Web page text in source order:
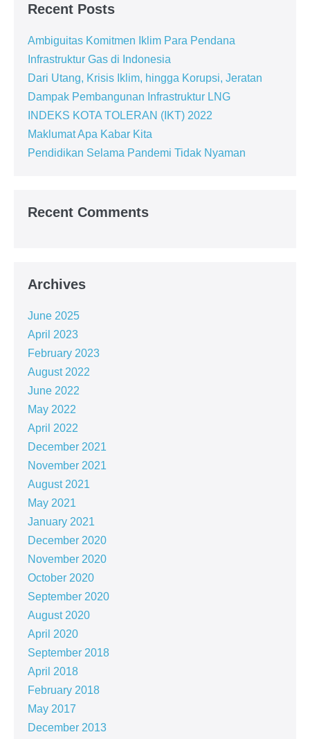
Recent Posts
Ambiguitas Komitmen Iklim Para Pendana
Infrastruktur Gas di Indonesia
Dari Utang, Krisis Iklim, hingga Korupsi, Jeratan
Dampak Pembangunan Infrastruktur LNG
INDEKS KOTA TOLERAN (IKT) 2022
Maklumat Apa Kabar Kita
Pendidikan Selama Pandemi Tidak Nyaman
Recent Comments
Archives
June 2025
April 2023
February 2023
August 2022
June 2022
May 2022
April 2022
December 2021
November 2021
August 2021
May 2021
January 2021
December 2020
November 2020
October 2020
September 2020
August 2020
April 2020
September 2018
April 2018
February 2018
May 2017
December 2013